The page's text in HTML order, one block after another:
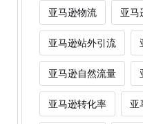
亚马逊物流 亚马
亚马逊站外引流
亚马逊自然流量
亚马逊转化率 亚